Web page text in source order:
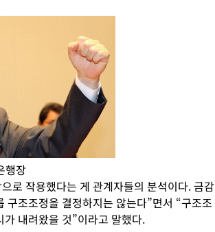
행장
로 작용했다는 게 관계자들의 분석이다. 금감
조조정을 결정하지는 않는다”면서 “구조조
내려왔을 것”이라고 말했다.